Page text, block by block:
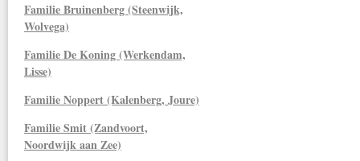
Familie Bruinenberg (Steenwijk,
Wolvega)
Familie De Koning (Werkendam,
Lisse)
Familie Noppert (Kalenberg, Joure)
Familie Smit (Zandvoort,
Noordwijk aan Zee)